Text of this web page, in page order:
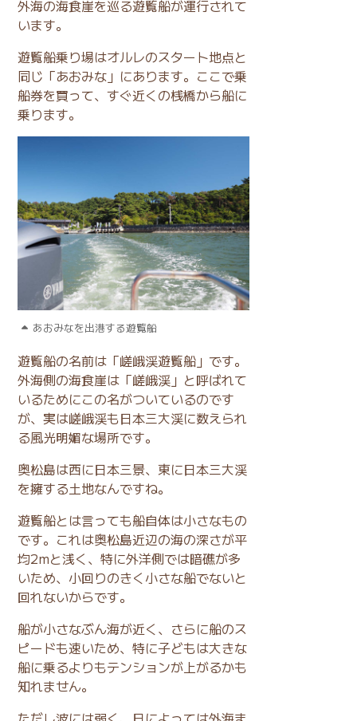
外海の海食崖を巡る遊覧船が運行されて
います。
遊覧船乗り場はオルレのスタート地点と
同じ「あおみな」にあります。ここで乗
船券を買って、すぐ近くの桟橋から船に
乗ります。
あおみなを出港する遊覧船
遊覧船の名前は「嵯峨渓遊覧船」です。
外海側の海食崖は「嵯峨渓」と呼ばれて
いるためにこの名がついているのです
が、実は嵯峨渓も日本三大渓に数えられ
る風光明媚な場所です。
奥松島は西に日本三景、東に日本三大渓
を擁する土地なんですね。
遊覧船とは言っても船自体は小さなもの
です。これは奥松島近辺の海の深さが平
均2mと浅く、特に外洋側では暗礁が多
いため、小回りのきく小さな船でないと
回れないからです。
船が小さなぶん海が近く、さらに船のス
ピードも速いため、特に子どもは大きな
船に乗るよりもテンションが上がるかも
知れません。